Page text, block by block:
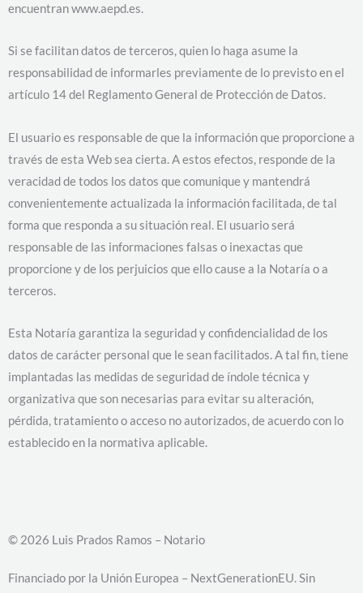
encuentran www.aepd.es.
Si se facilitan datos de terceros, quien lo haga asume la
responsabilidad de informarles previamente de lo previsto en el
artículo 14 del Reglamento General de Protección de Datos.
El usuario es responsable de que la información que proporcione a
través de esta Web sea cierta. A estos efectos, responde de la
veracidad de todos los datos que comunique y mantendrá
convenientemente actualizada la información facilitada, de tal
forma que responda a su situación real. El usuario será
responsable de las informaciones falsas o inexactas que
proporcione y de los perjuicios que ello cause a la Notaría o a
terceros.
Esta Notaría garantiza la seguridad y confidencialidad de los
datos de carácter personal que le sean facilitados. A tal fin, tiene
implantadas las medidas de seguridad de índole técnica y
organizativa que son necesarias para evitar su alteración,
pérdida, tratamiento o acceso no autorizados, de acuerdo con lo
establecido en la normativa aplicable.
© 2026 Luis Prados Ramos – Notario
Financiado por la Unión Europea – NextGenerationEU. Sin